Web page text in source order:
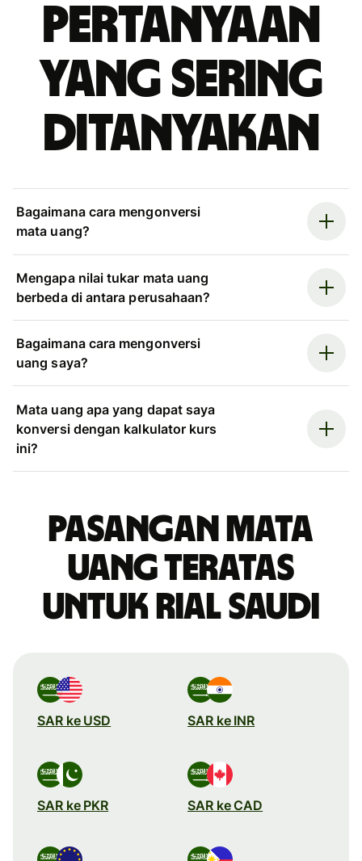
Pertanyaan
yang sering
ditanyakan
Bagaimana cara mengonversi
mata uang?
Mengapa nilai tukar mata uang
berbeda di antara perusahaan?
Bagaimana cara mengonversi
uang saya?
Mata uang apa yang dapat saya
konversi dengan kalkulator kurs
ini?
Pasangan mata
uang teratas
untuk rial Saudi
SAR ke USD SAR ke INR
SAR ke PKR SAR ke CAD